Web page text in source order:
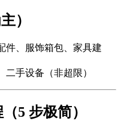
）
件、服饰箱包、家具建
手设备（非超限）
5 步极简）